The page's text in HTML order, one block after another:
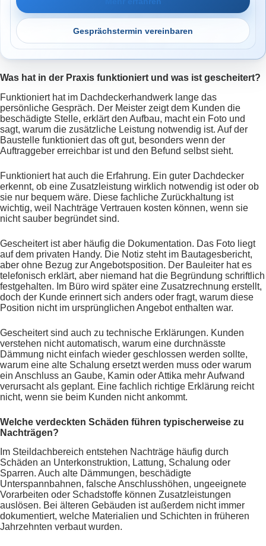
Gesprächstermin vereinbaren
Was hat in der Praxis funktioniert und was ist gescheitert?
Funktioniert hat im Dachdeckerhandwerk lange das
persönliche Gespräch. Der Meister zeigt dem Kunden die
beschädigte Stelle, erklärt den Aufbau, macht ein Foto und
sagt, warum die zusätzliche Leistung notwendig ist. Auf der
Baustelle funktioniert das oft gut, besonders wenn der
Auftraggeber erreichbar ist und den Befund selbst sieht.
Funktioniert hat auch die Erfahrung. Ein guter Dachdecker
erkennt, ob eine Zusatzleistung wirklich notwendig ist oder ob
sie nur bequem wäre. Diese fachliche Zurückhaltung ist
wichtig, weil Nachträge Vertrauen kosten können, wenn sie
nicht sauber begründet sind.
Gescheitert ist aber häufig die Dokumentation. Das Foto liegt
auf dem privaten Handy. Die Notiz steht im Bautagesbericht,
aber ohne Bezug zur Angebotsposition. Der Bauleiter hat es
telefonisch erklärt, aber niemand hat die Begründung schriftlich
festgehalten. Im Büro wird später eine Zusatzrechnung erstellt,
doch der Kunde erinnert sich anders oder fragt, warum diese
Position nicht im ursprünglichen Angebot enthalten war.
Gescheitert sind auch zu technische Erklärungen. Kunden
verstehen nicht automatisch, warum eine durchnässte
Dämmung nicht einfach wieder geschlossen werden sollte,
warum eine alte Schalung ersetzt werden muss oder warum
ein Anschluss an Gaube, Kamin oder Attika mehr Aufwand
verursacht als geplant. Eine fachlich richtige Erklärung reicht
nicht, wenn sie beim Kunden nicht ankommt.
Welche verdeckten Schäden führen typischerweise zu
Nachträgen?
Im Steildachbereich entstehen Nachträge häufig durch
Schäden an Unterkonstruktion, Lattung, Schalung oder
Sparren. Auch alte Dämmungen, beschädigte
Unterspannbahnen, falsche Anschlusshöhen, ungeeignete
Vorarbeiten oder Schadstoffe können Zusatzleistungen
auslösen. Bei älteren Gebäuden ist außerdem nicht immer
dokumentiert, welche Materialien und Schichten in früheren
Jahrzehnten verbaut wurden.